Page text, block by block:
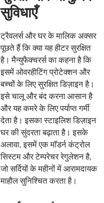
सुविधाएँ
ट्रैवलर्स और घर के मालिक अक्सर
पूछते हैं कि क्या यह हीटर सुरक्षित
है। मैन्युफैक्चरर्स का कहना है कि
इसमें ओवरहीटिंग प्रोटेक्शन और
बच्चों के लिए सुरक्षित डिज़ाइन है।
इसे चालू और बंद करना आसान है
और यह कमरे के लिए पर्याप्त गर्मी
देता है। इसका स्टाइलिश डिज़ाइन
घर की सुंदरता बढ़ाता है। इसके
अलावा, इसमें एक मॉडर्न कंट्रोल
सिस्टम और टेम्परेचर रेगुलेशन है,
जो सर्दियों के महीनों में आरामदायक
माहौल सुनिश्चित करता है।